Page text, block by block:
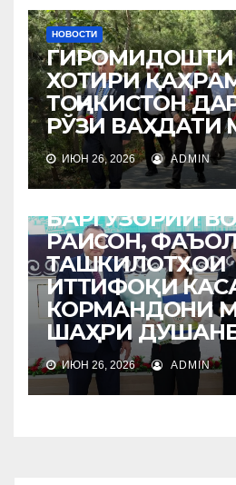
НОВОСТИ
ГИРОМИДОШТИ
ХОТИРИ
ТОҶИКИСТОН
РЎЗИ ВАҲДАТИ
ИЮН 26, 2026 ADMIN
БАРГУЗОРИИ
РАИСОН,
ТАШКИЛОТҲОИ
ИТТИФОҚИ
КОРМАНДОНИ
ШАҲРИ
ИЮН 26, 2026 ADMIN